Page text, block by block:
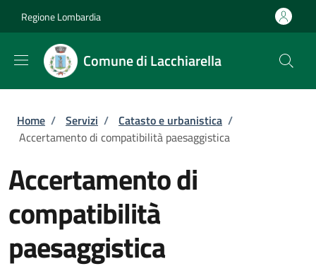
Regione Lombardia
Comune di Lacchiarella
Briciole di pane
Home / Servizi / Catasto e urbanistica /
Accertamento di compatibilità paesaggistica
Accertamento di
compatibilità
paesaggistica